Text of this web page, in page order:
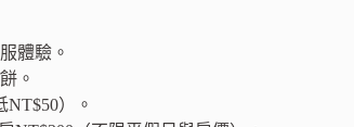
體驗。
。
）。